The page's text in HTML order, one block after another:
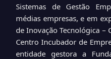
Sistemas de Gestão
médias empresas, e em
de Inovação Tecnológica –
Centro Incubador de
entidade gestora a